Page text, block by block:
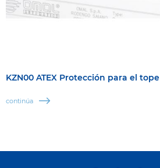
KZN00 ATEX Protección para el tope
continúa